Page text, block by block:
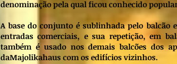
denominação pela qual ficou conhecido
A base do conjunto é sublinhada pelo balcão
entradas comerciais, e sua repetição, em
também é usado nos demais balcões dos
daMajolikahaus com os edifícios vizinhos.